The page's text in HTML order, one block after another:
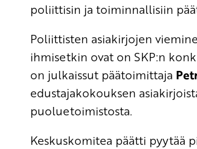
poliittisin ja toiminnallisiin
Poliittisten asiakirjojen
ihmisetkin ovat on SKP:n
on julkaissut päätoimittaja
edustajakokouksen
puoluetoimistosta.
Keskuskomitea päätti pyytää